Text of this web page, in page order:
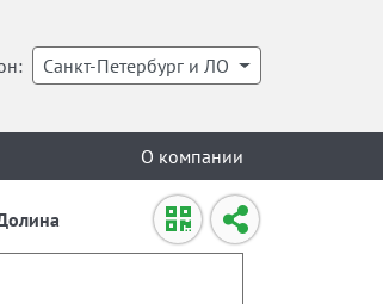
Санкт-Петербург и ЛО
О компании